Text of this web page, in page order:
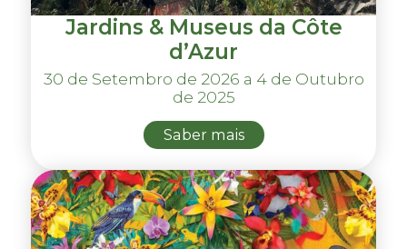
Jardins & Museus da Côte
d’Azur
30 de Setembro de 2026 a 4 de Outubro
de 2025
Saber mais